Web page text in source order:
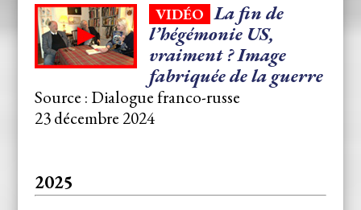
VIDÉO La fin de
l’hégémonie US,
vraiment ? Image
fabriquée de la guerre
Source : Dialogue franco-russe
23 décembre 2024
2025